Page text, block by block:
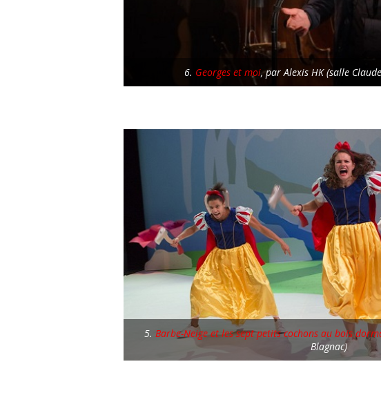
6. Georges et moi, par Alexis HK (salle
5. Barbe-Neige et les sept petits cochons au bois
Blagnac)